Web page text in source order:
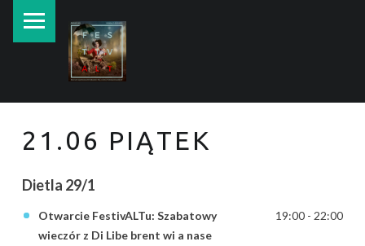
21.06 PIĄTEK
Dietla 29/1
Otwarcie FestivALTu: Szabatowy
wieczór z Di Libe brent wi a nase
19:00 - 22:00